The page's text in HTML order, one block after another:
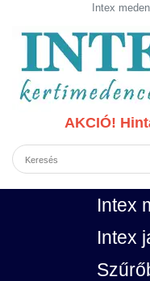
Intex
AKCIÓ!
Intex
Intex